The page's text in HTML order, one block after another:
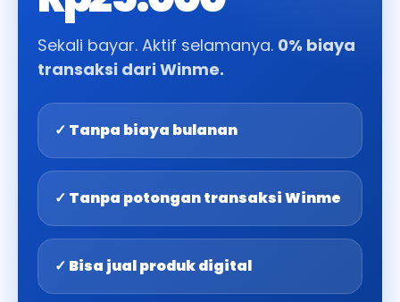
Sekali bayar. Aktif selamanya. 0% biaya
transaksi dari Winme.
✓ Tanpa biaya bulanan
✓ Tanpa potongan transaksi Winme
✓ Bisa jual produk digital